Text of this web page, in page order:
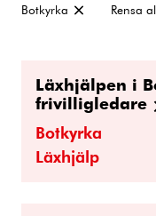
Ta
Botkyrka Rensa
Läxhjälpen i
frivilligledare
Botkyrka
Läxhjälp